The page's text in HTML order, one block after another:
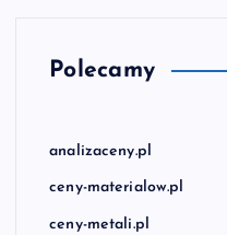
Polecamy
analizaceny.pl
ceny-materialow.pl
ceny-metali.pl